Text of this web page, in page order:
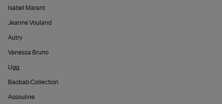
Isabel Marant
Jeanne Vouland
Autry
Vanessa Bruno
Ugg
Baobab Collection
Assouline